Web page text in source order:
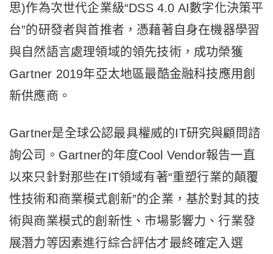
思)作為次世代企業級“DSS 4.0 AI數字化決策平
台”的研發者與首推者，憑藉著自身在機器學習
與自然語言處理領域的領先技術，成功榮獲
Gartner 2019年亞太地區最酷金融科技應用創
新供應商。
Gartner是全球公認最具權威的IT研究與顧問諮
詢公司。Gartner的年度Cool Vendor報告一直
以來只針對那些在IT領域有著“重塑行業的顛覆
性技術和商業模式創新”的企業，基於對其的技
術與商業模式的創新性、市場影響力、行業發
展潛力等因素進行綜合評估才最終確定入選